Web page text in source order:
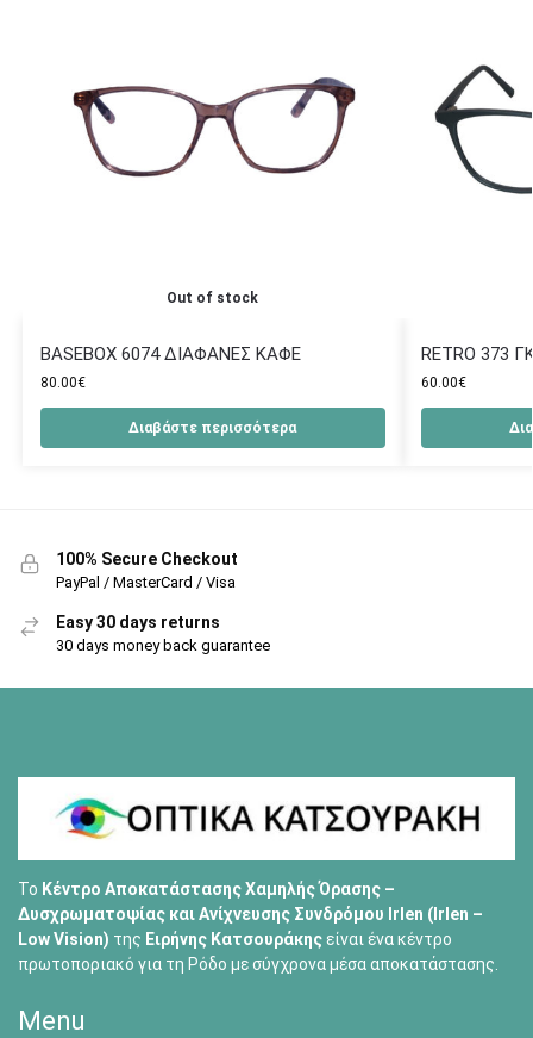
Out of stock
BASEBOX 6074 ΔΙΑΦΑΝΕΣ ΚΑΦΕ
80.00€
Διαβάστε περισσότερα
RETRO 373
60.00€
100% Secure Checkout
PayPal / MasterCard / Visa
Easy 30 days returns
30 days money back guarantee
Το Κέντρο Αποκατάστασης Χαμηλής Όρασης –
Δυσχρωματοψίας και Ανίχνευσης Συνδρόμου Irlen (Irlen –
Low Vision) της Ειρήνης Κατσουράκηςείναι ένα κέντρο
πρωτοποριακό για τη Ρόδο με σύγχρονα μέσα αποκατάστασης.
Menu